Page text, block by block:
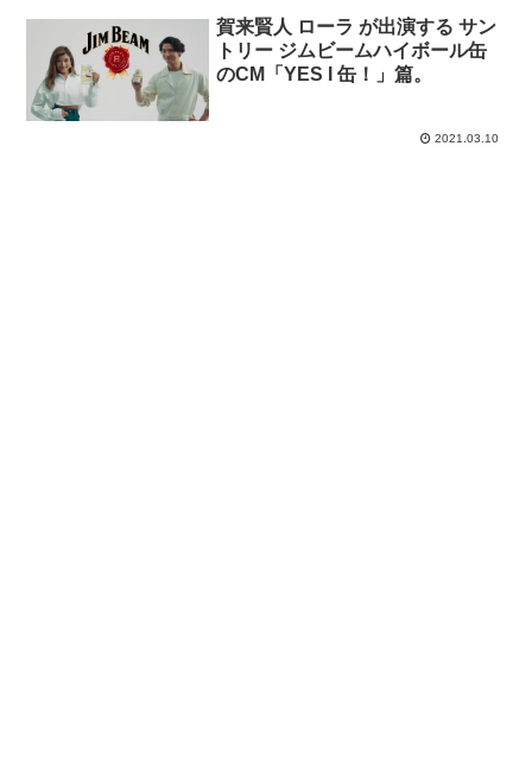
賀来賢人 ローラ が出演する サン
トリー ジムビームハイボール缶
のCM「YES I 缶！」篇。
2021.03.10